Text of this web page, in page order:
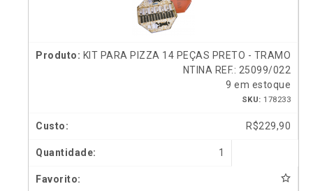
KIT PARA PIZZA 14 PEÇAS PRETO - TRAMO
NTINA REF.: 25099/022
9 em estoque
SKU: 178233
R$229,90
1